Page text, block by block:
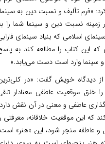
«فرم تألیف و نسبت دین به سینما،
نسبت دین و سینما شما را به
اسلامی که بنیاد سینمای فارابی
کتاب را مطالعه کند به پاسخ
وارد است دست می‌یابد.»
دیدگاه خویش گفت: «در کلی‌ترین
موقعیت عاطفی معنادار تلقی
عاطفی و معنی در آن نقش دارد.
این موقعیت خلاقانه، معرفتی را
منجر شود، این «هنر» است.